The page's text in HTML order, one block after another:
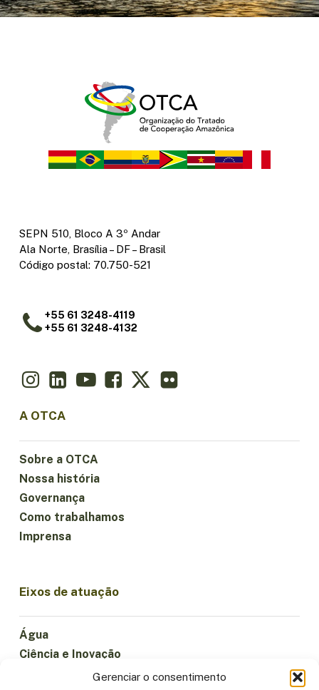
Gerenciar o consentimento
SEPN 510, Bloco A 3º Andar
Ala Norte, Brasília – DF – Brasil
Código postal: 70.750-521
+55 61 3248-4119
+55 61 3248-4132
A OTCA
Sobre a OTCA
Nossa história
Governança
Como trabalhamos
Imprensa
Eixos de atuação
Água
Ciência e Inovação